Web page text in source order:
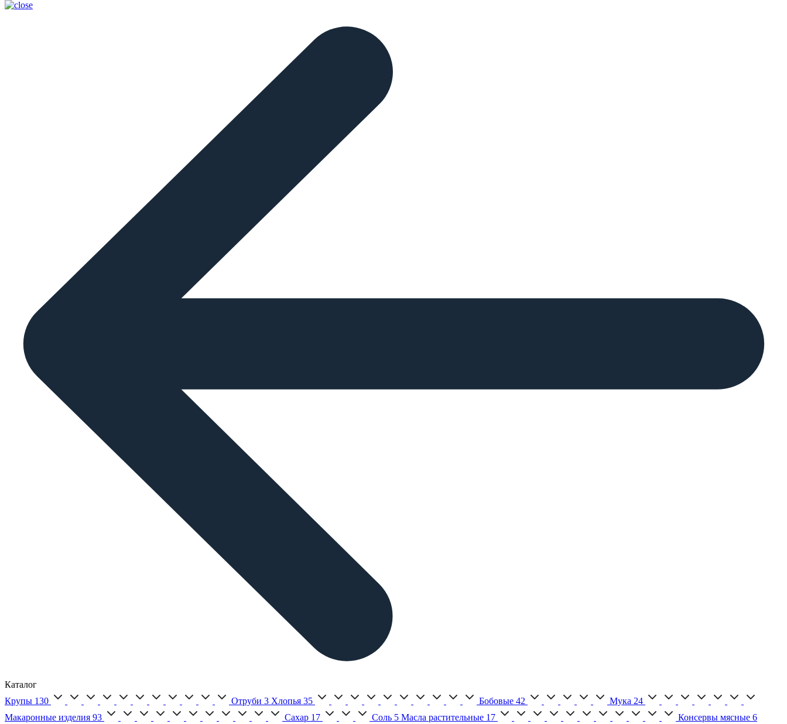
Каталог
Крупы 130 Отруби 3 Хлопья 35 Бобовые 42 Мука 24
Макаронные изделия 93 Сахар 17 Соль 5 Масла растительные 17 Консервы мясные 6